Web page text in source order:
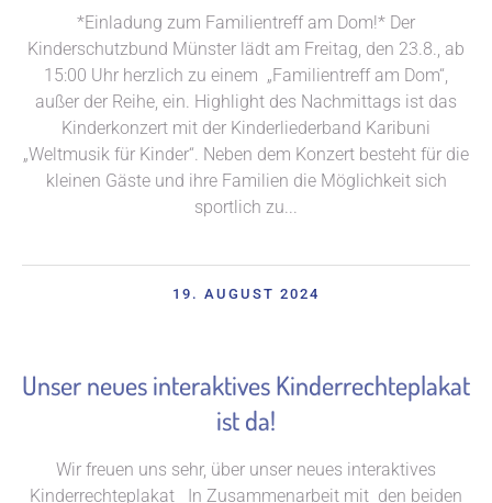
*Einladung zum Familientreff am Dom!* Der
Kinderschutzbund Münster lädt am Freitag, den 23.8., ab
15:00 Uhr herzlich zu einem „Familientreff am Dom“,
außer der Reihe, ein. Highlight des Nachmittags ist das
Kinderkonzert mit der Kinderliederband Karibuni
„Weltmusik für Kinder“. Neben dem Konzert besteht für die
kleinen Gäste und ihre Familien die Möglichkeit sich
sportlich zu...
19. AUGUST 2024
Unser neues interaktives Kinderrechteplakat
ist da!
Wir freuen uns sehr, über unser neues interaktives
Kinderrechteplakat In Zusammenarbeit mit den beiden